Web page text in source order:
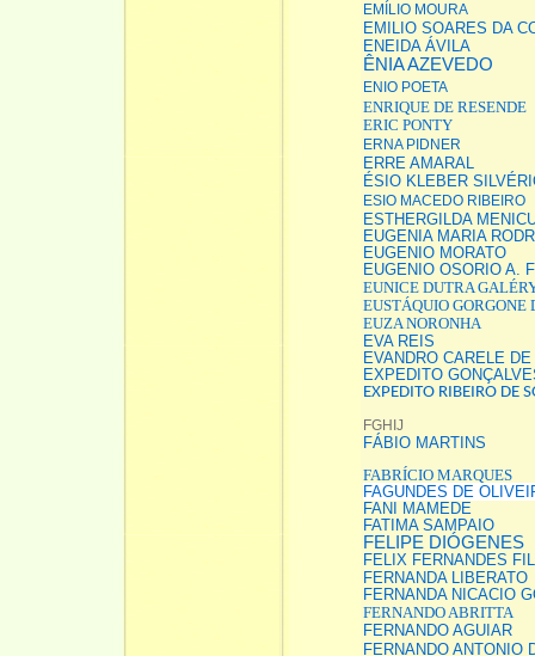
EMÍLIO MOURA
EMILIO SOARES DA
ENEIDA ÁVILA
ÊNIA AZEVEDO
ENIO POETA
ENRIQUE DE RESENDE
ERIC PONTY
ERNA PIDNER
ERRE AMARAL
ÉSIO KLEBER
ESIO MACEDO RIBEIRO
ESTHERGILDA
EUGENIA MARIA
EUGENIO MORATO
EUGENIO OSORIO A.
EUNICE DUTRA
EUSTÁQUIO GORGONE
EUZA NORONHA
EVA REIS
EVANDRO CARELE
EXPEDITO
EXPEDITO RIBEIRO DE
FGHIJ
FÁBIO MARTINS
FABRÍCIO MARQUES
FAGUNDES DE
FANI MAMEDE
FATIMA SAMPAIO
FELIPE DIÓGENES
FELIX FERNANDES
FERNANDA LIBERATO
FERNANDA NICACIO
FERNANDO ABRITTA
FERNANDO AGUIAR
FERNANDO ANTONIO